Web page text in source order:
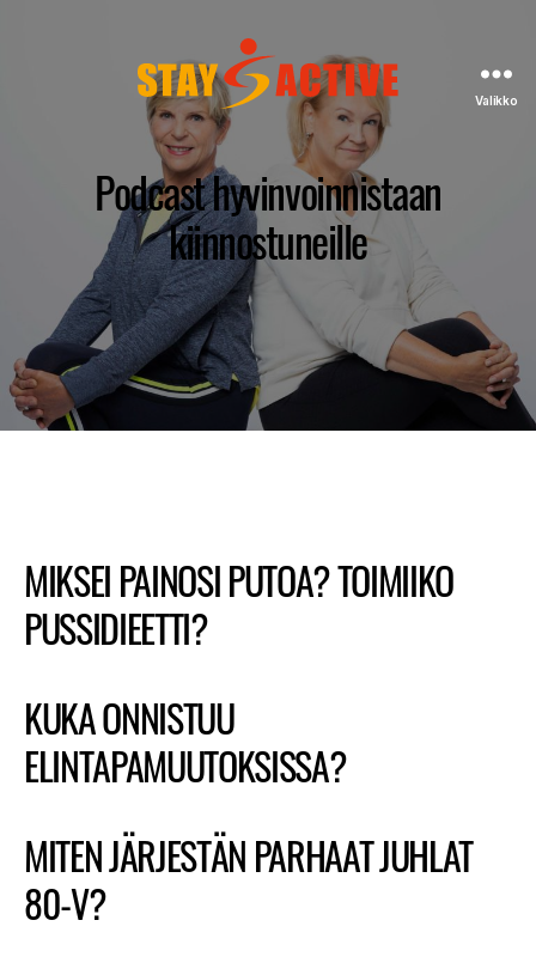
StayActive
Valikko
Podcast hyvinvoinnistaan
kiinnostuneille
MIKSEI PAINOSI PUTOA? TOIMIIKO
PUSSIDIEETTI?
KUKA ONNISTUU
ELINTAPAMUUTOKSISSA?
MITEN JÄRJESTÄN PARHAAT JUHLAT
80-V?